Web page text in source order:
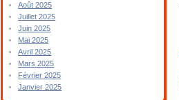
Août 2025
Juillet 2025
Juin 2025
Mai 2025
Avril 2025
Mars 2025
Février 2025
Janvier 2025